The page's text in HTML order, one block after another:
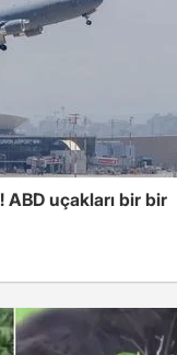
ABD uçakları bir bir